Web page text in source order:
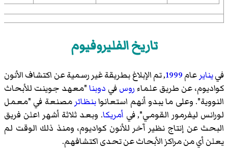
تاريخ الفليروفيوم
فيينايرعام1999, تم الإبلاغ بطريقة غير رسمية عن اكتشاف الأنون
كواديوم، عن طريق علماء روسفي دوبنا"معهد جوينت للأبحاث
النووية". وعلى ما يبدو أنهم استعانوابنظائرمصنعة في "معمل
لورانس ليفرمور القومي", في أمريكا. وبعد ثلاثة أشهر اعلن فريق
البحث عن إنتاج نظير آخر للأنون كواديوم، ومنذ ذلك الوقت لم
يعلن أي من مراكز الأبحاث عن تحدى اكتشافهم.